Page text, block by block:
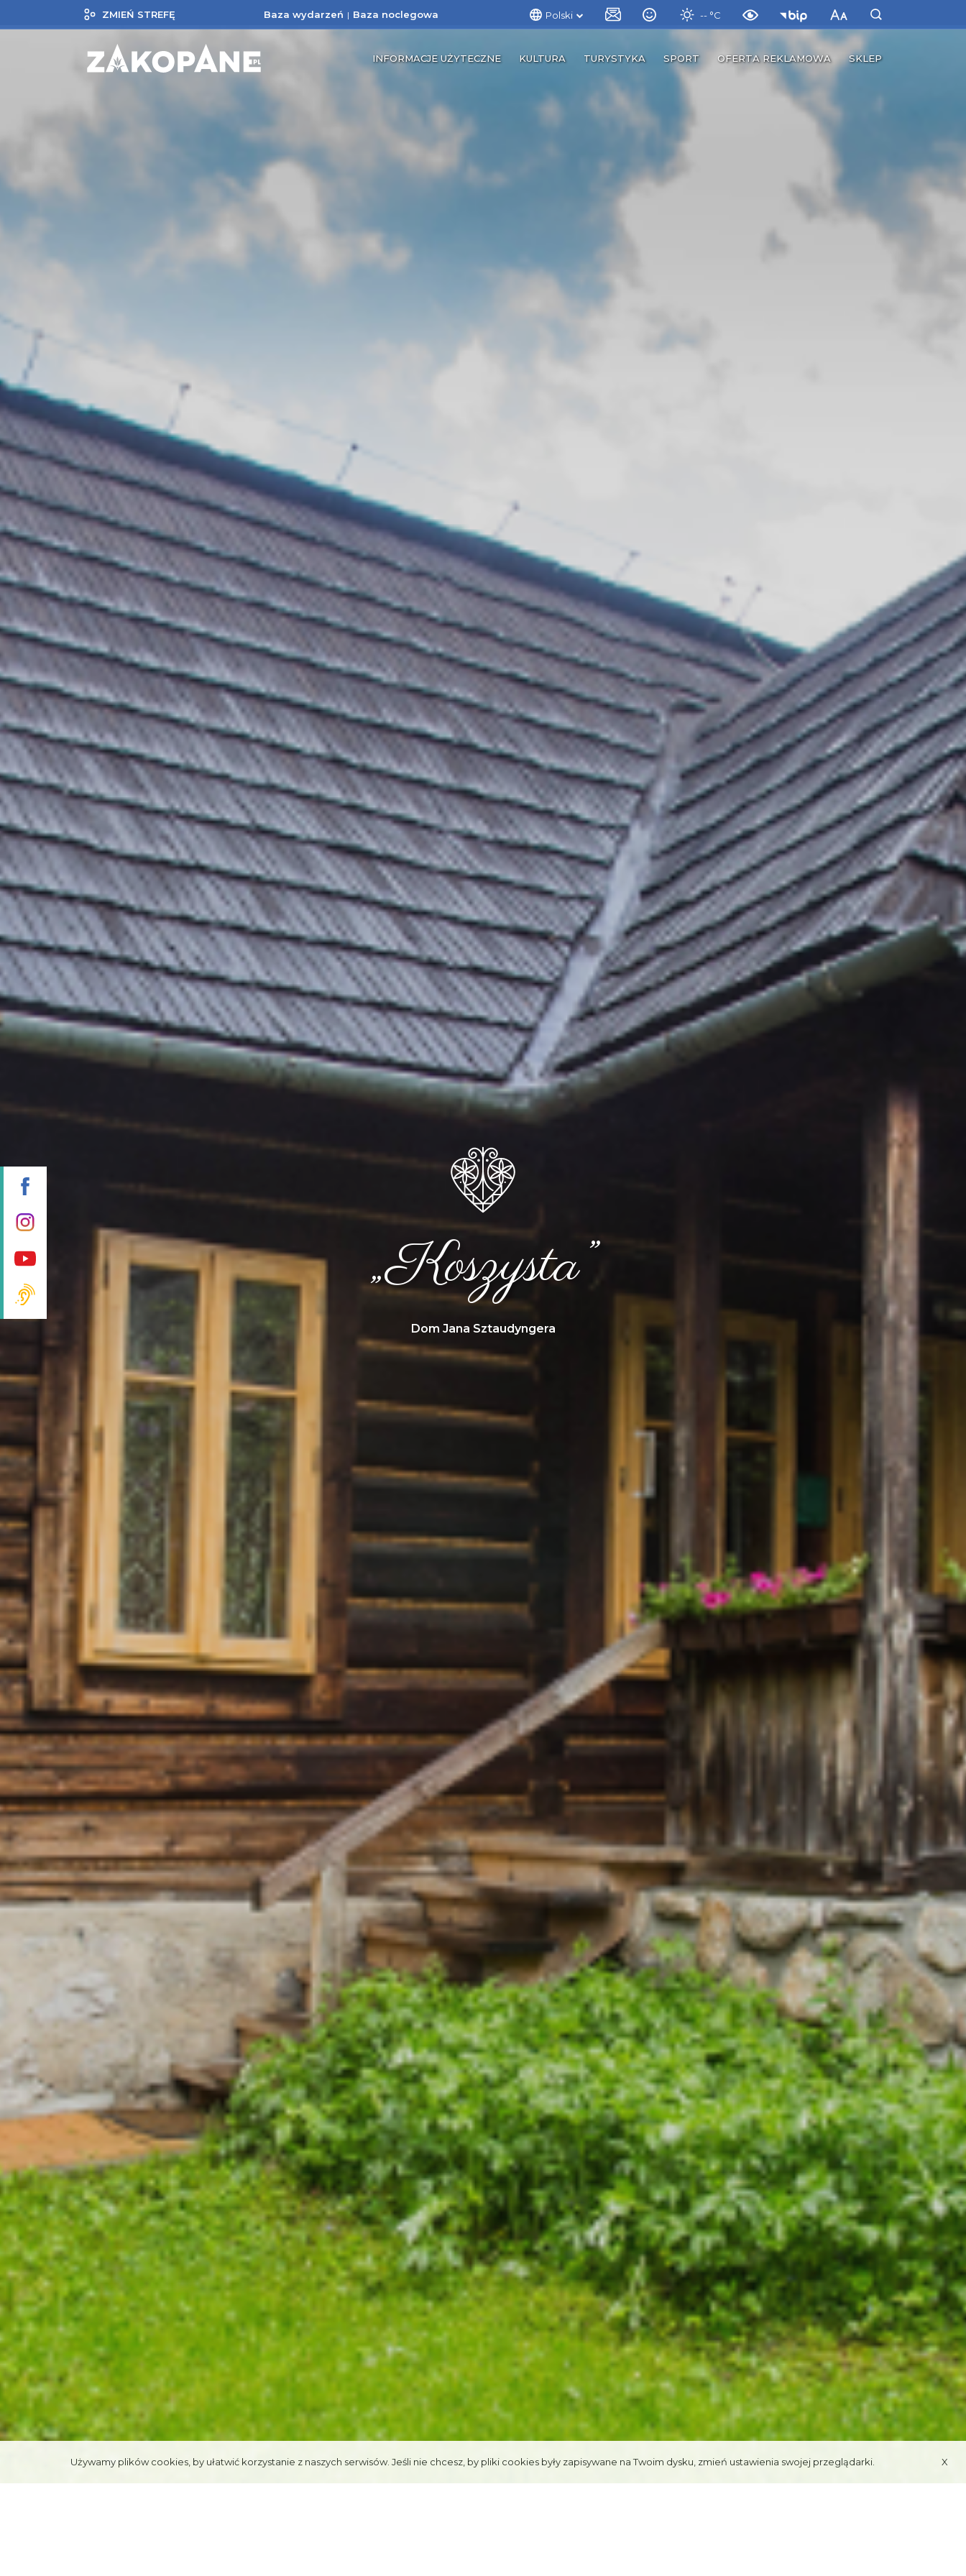
ZMIEŃ STREFĘ Baza wydarzeń Baza noclegowa Polski -- °C
INFORMACJE UŻYTECZNE KULTURA TURYSTYKA SPORT OFERTA REKLAMOWA SKLEP
„Koszysta”
Dom Jana Sztaudyngera
Używamy plików cookies, by ułatwić korzystanie z naszych serwisów. Jeśli nie chcesz, by pliki cookies były zapisywane na Twoim dysku, zmień ustawienia swojej przeglądarki. X